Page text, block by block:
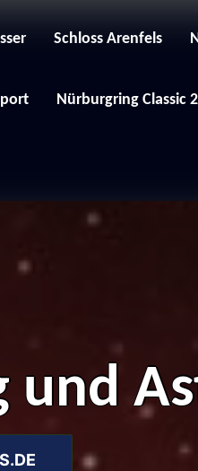
Schloss Arenfels
Nürburgring Classic
und